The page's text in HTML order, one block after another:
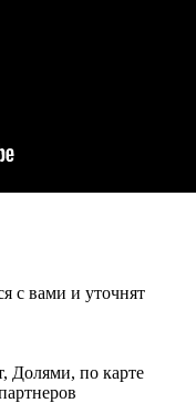
с вами и уточнят
Долями, по карте